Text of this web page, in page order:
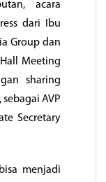
acara
dari Ibu
Group dan
Meeting
sharing
AVP
Secretary
menjadi